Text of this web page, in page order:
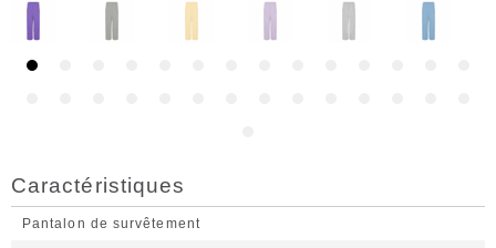
Caractéristiques
Pantalon de survêtement